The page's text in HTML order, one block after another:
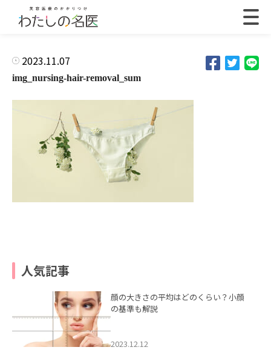
2023.11.07
img_nursing-hair-removal_sum
人気記事
顔の大きさの平均はどのくらい？小顔
の基準も解説
2023.12.12